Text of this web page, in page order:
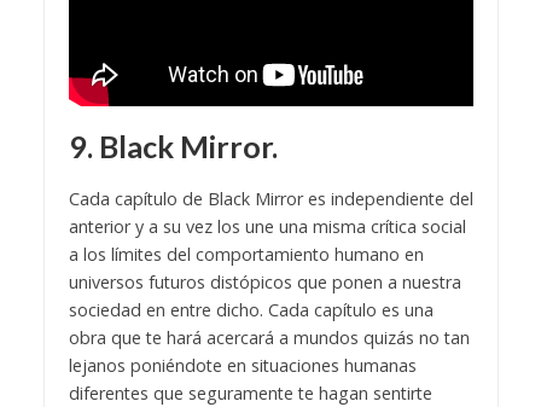
9. Black Mirror.
Cada capítulo de Black Mirror es independiente del
anterior y a su vez los une una misma crítica social
a los límites del comportamiento humano en
universos futuros distópicos que ponen a nuestra
sociedad en entre dicho. Cada capítulo es una
obra que te hará acercará a mundos quizás no tan
lejanos poniéndote en situaciones humanas
diferentes que seguramente te hagan sentirte